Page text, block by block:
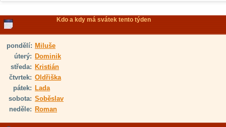
Kdo a kdy má svátek tento týden
pondělí: Miluše
úterý: Dominik
středa: Kristián
čtvrtek: Oldřiška
pátek: Lada
sobota: Soběslav
neděle: Roman